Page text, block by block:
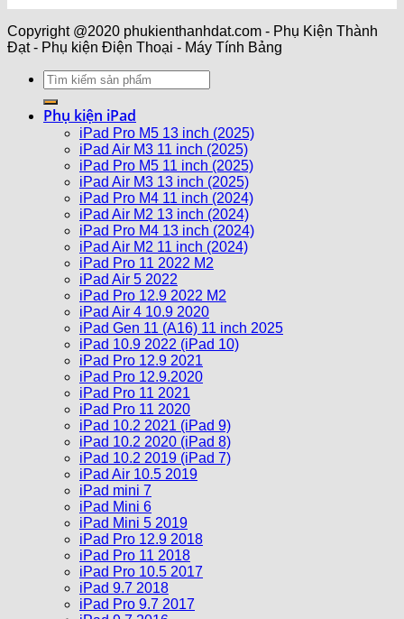
Copyright @2020 phukienthanhdat.com - Phụ Kiện Thành
Đạt - Phụ kiện Điện Thoại - Máy Tính Bảng
Phụ kiện iPad
iPad Pro M5 13 inch (2025)
iPad Air M3 11 inch (2025)
iPad Pro M5 11 inch (2025)
iPad Air M3 13 inch (2025)
iPad Pro M4 11 inch (2024)
iPad Air M2 13 inch (2024)
iPad Pro M4 13 inch (2024)
iPad Air M2 11 inch (2024)
iPad Pro 11 2022 M2
iPad Air 5 2022
iPad Pro 12.9 2022 M2
iPad Air 4 10.9 2020
iPad Gen 11 (A16) 11 inch 2025
iPad 10.9 2022 (iPad 10)
iPad Pro 12.9 2021
iPad Pro 12.9.2020
iPad Pro 11 2021
iPad Pro 11 2020
iPad 10.2 2021 (iPad 9)
iPad 10.2 2020 (iPad 8)
iPad 10.2 2019 (iPad 7)
iPad Air 10.5 2019
iPad mini 7
iPad Mini 6
iPad Mini 5 2019
iPad Pro 12.9 2018
iPad Pro 11 2018
iPad Pro 10.5 2017
iPad 9.7 2018
iPad Pro 9.7 2017